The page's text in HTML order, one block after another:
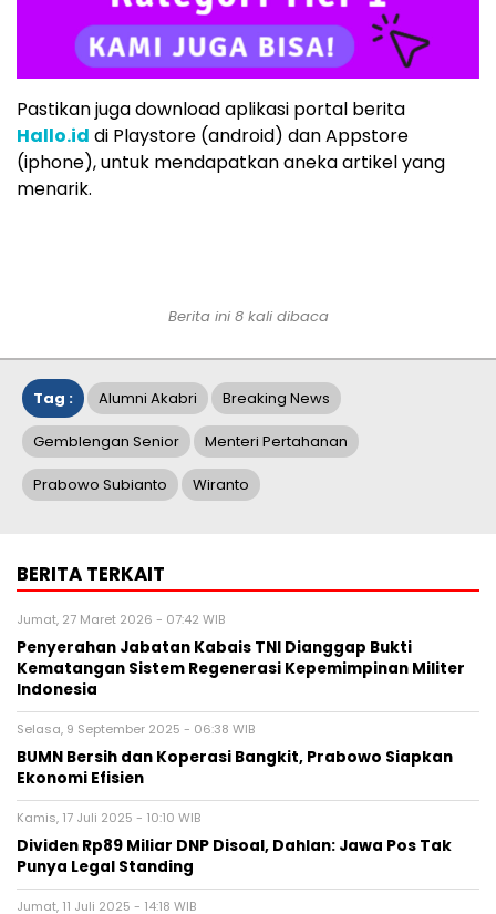
Pastikan juga download aplikasi portal berita
Hallo.id di Playstore (android) dan Appstore
(iphone), untuk mendapatkan aneka artikel yang
menarik.
Berita ini 8 kali dibaca
Tag : Alumni Akabri Breaking News
Gemblengan Senior Menteri Pertahanan
Prabowo Subianto Wiranto
BERITA TERKAIT
Jumat, 27 Maret 2026 - 07:42 WIB
Penyerahan Jabatan Kabais TNI Dianggap Bukti
Kematangan Sistem Regenerasi Kepemimpinan Militer
Indonesia
Selasa, 9 September 2025 - 06:38 WIB
BUMN Bersih dan Koperasi Bangkit, Prabowo Siapkan
Ekonomi Efisien
Kamis, 17 Juli 2025 - 10:10 WIB
Dividen Rp89 Miliar DNP Disoal, Dahlan: Jawa Pos Tak
Punya Legal Standing
Jumat, 11 Juli 2025 - 14:18 WIB